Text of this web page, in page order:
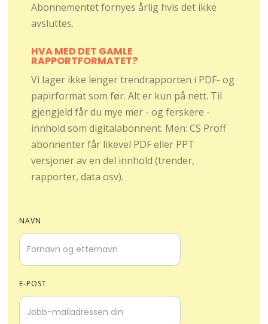
Abonnementet fornyes årlig hvis det ikke
avsluttes.
HVA MED DET GAMLE
RAPPORTFORMATET?
Vi lager ikke lenger trendrapporten i PDF- og
papirformat som før. Alt er kun på nett. Til
gjengjeld får du mye mer - og ferskere -
innhold som digitalabonnent. Men: CS Proff
abonnenter får likevel PDF eller PPT
versjoner av en del innhold (trender,
rapporter, data osv).
NAVN
E-POST